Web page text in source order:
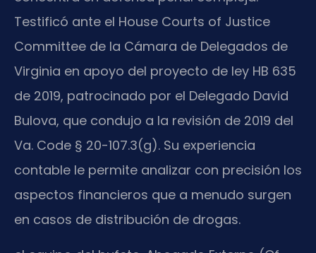
Testificó ante el House Courts of Justice
Committee de la Cámara de Delegados de
Virginia en apoyo del proyecto de ley HB 635
de 2019, patrocinado por el Delegado David
Bulova, que condujo a la revisión de 2019 del
Va. Code § 20-107.3(g). Su experiencia
contable le permite analizar con precisión los
aspectos financieros que a menudo surgen
en casos de distribución de drogas.